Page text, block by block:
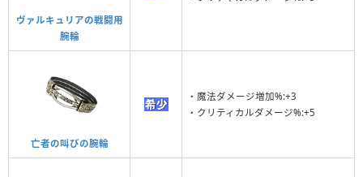
ヴァルキュリアの戦闘用
腕輪
亡者の叫びの腕輪
・魔法ダメージ増加%:+3
・クリティカルダメージ%:+5